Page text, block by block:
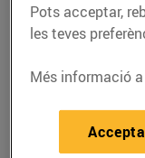
Pots acceptar,
les teves
Més informació